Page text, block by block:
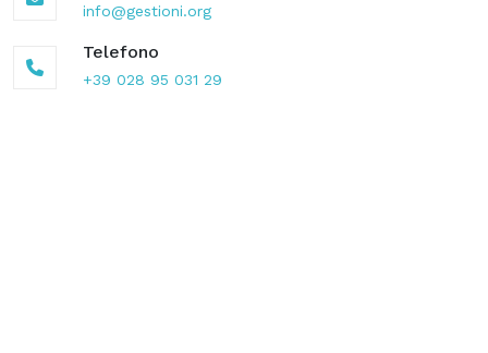
info@gestioni.org
Telefono
+39 028 95 031 29